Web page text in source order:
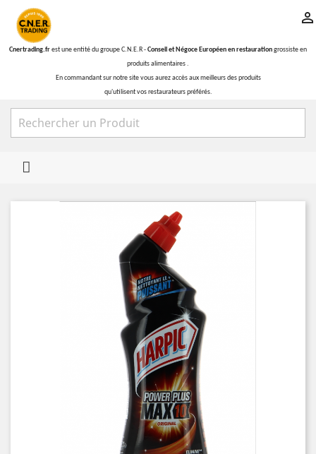

Cnertrading.frest une entité du groupe C.N.E.R -Conseil et Négoce Européen en restaurationgrossiste en
produits alimentaires .
En commandant sur notre site vous aurez accès aux meilleurs des produits
qu'utilisent vos restaurateurs préférés.